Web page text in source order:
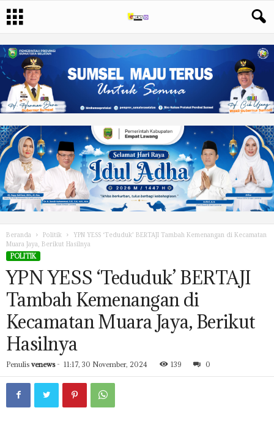
Beranda Politik
YPN YESS ‘Teduduk’ BERTAJI Tambah Kemenangan di Kecamatan
Muara Jaya, Berikut Hasilnya
POLITIK
YPN YESS ‘Teduduk’ BERTAJI
Tambah Kemenangan di
Kecamatan Muara Jaya, Berikut
Hasilnya
Penulis venews- 11:17, 30 November, 2024 139 0